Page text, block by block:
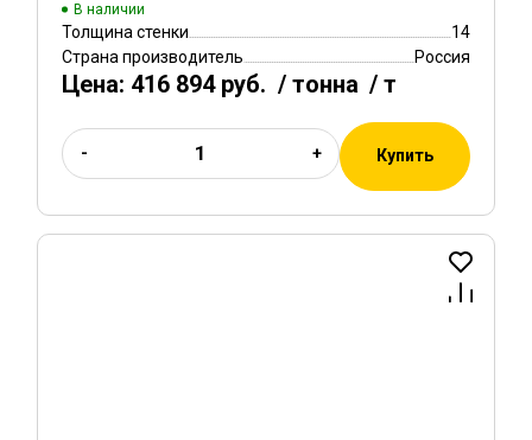
В наличии
Толщина стенки
14
Страна производитель
Россия
Цена: 416 894 руб. / тонна / т
- + Купить